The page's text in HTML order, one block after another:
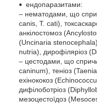
ендопаразитами:
– нематодами, що
canis, T. cati),
анкілостомоз
(Uncinaria
nutria), дирофіляріоз
– цестодами, що
caninum), теніоз
ехінококоз
дифілоботріоз
мезоцестоїдоз